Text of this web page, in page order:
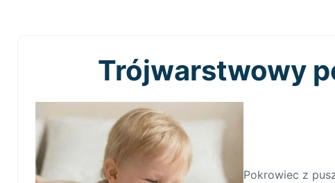
Trójwarstwowy
Pokrowiec z